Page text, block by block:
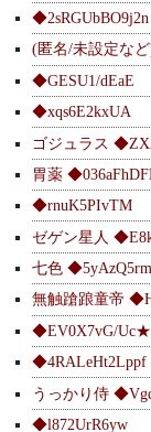
◆2sRGUbBO9j2n
(匿名/未設定な
◆GESU1/dEaE
◆xqs6E2kxUA
ゴジュラス
胃薬
◆rnuK5PIvTM
ゼゲン星人
七色
無触蹌踉童帝
◆EV0X7vG/Uc★
◆4RALeHt2Lppf
うっかり侍
◆l872UrR6yw